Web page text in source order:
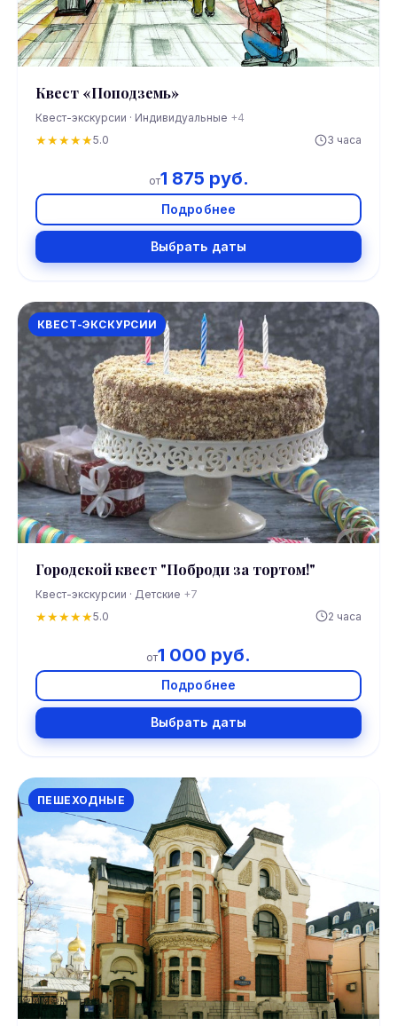
Квест «Поподземь»
Квест-экскурсии · Индивидуальные +4
★★★★★5.0 3 часа
от1 875 руб.
Подробнее
Выбрать даты
КВЕСТ-ЭКСКУРСИИ
Городской квест "Поброди за тортом!"
Квест-экскурсии · Детские +7
★★★★★5.0 2 часа
от1 000 руб.
Подробнее
Выбрать даты
ПЕШЕХОДНЫЕ